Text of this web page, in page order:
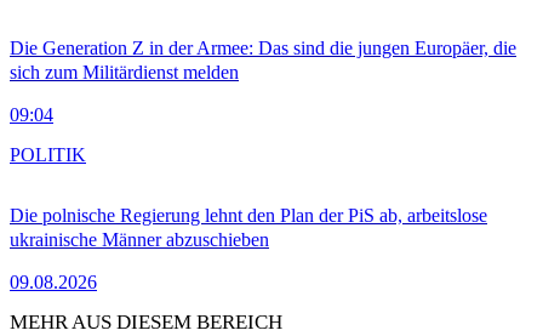
Die Generation Z in der Armee: Das sind die jungen Europäer, die
sich zum Militärdienst melden
09:04
Die polnische Regierung lehnt den Plan der PiS ab, arbeitslose
ukrainische Männer abzuschieben
09.08.2026
POLITIK
MEHR AUS DIESEM BEREICH